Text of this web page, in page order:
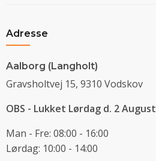
Adresse
Aalborg (Langholt)
Gravsholtvej 15, 9310 Vodskov
OBS - Lukket Lørdag d. 2 August
Man - Fre: 08:00 - 16:00
Lørdag: 10:00 - 14:00